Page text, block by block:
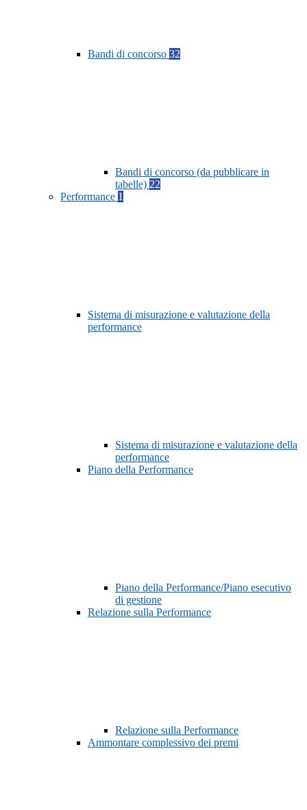
Bandi di concorso 32
Bandi di concorso (da pubblicare in
tabelle) 22
Performance 1
Sistema di misurazione e valutazione della
performance
Sistema di misurazione e valutazione della
performance
Piano della Performance
Piano della Performance/Piano esecutivo
di gestione
Relazione sulla Performance
Relazione sulla Performance
Ammontare complessivo dei premi